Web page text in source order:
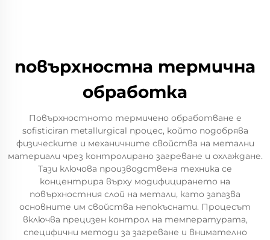
повърхностна термична
обработка
Повърхностното термичено обработване е
sofisticiran metallurgical процес, който подобрява
физическите и механичните свойства на метални
материали чрез контролирано загреване и охлаждане.
Тази ключова производствена техника се
концентрира върху модифицирането на
повърхностния слой на метали, като запазва
основните им свойства непокъснати. Процесът
включва прецизен контрол на температурата,
специфични методи за загреване и внимателно